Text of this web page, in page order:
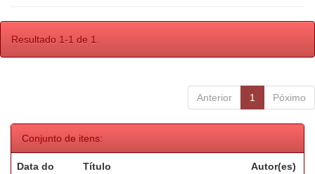
Resultado 1-1 de 1.
Anterior 1 Póximo
Conjunto de itens:
Data do
Título Autor(es)